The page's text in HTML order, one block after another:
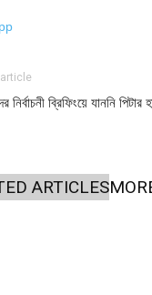
নির্বাচনী ব্রিফিংয়ে যাননি পিটার
ARTICLES